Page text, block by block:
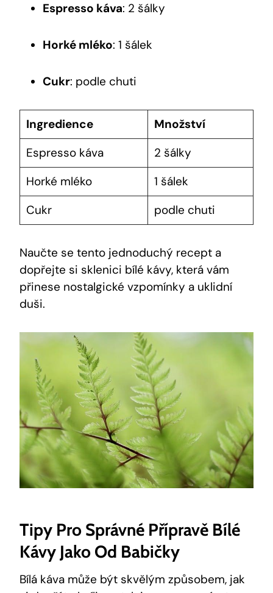
Espresso káva: 2 šálky
Horké mléko: 1 šálek
Cukr: podle chuti
Ingredience
Množství
Espresso káva
2 šálky
Horké mléko
1 šálek
Cukr
podle chuti
Naučte se tento jednoduchý recept a
dopřejte si sklenici bílé kávy, která vám
přinese nostalgické vzpomínky a uklidní
duši.
Tipy Pro Správné Přípravě Bílé
Kávy Jako Od Babičky
Bílá káva může být skvělým způsobem, jak